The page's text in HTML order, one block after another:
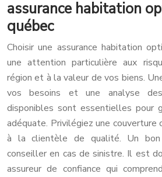
assurance habitation
québec
Choisir une assurance habitation
une attention particulière aux
région et à la valeur de vos biens.
vos besoins et une analyse
disponibles sont essentielles pour
adéquate. Privilégiez une
à la clientèle de qualité. Un bon
conseiller en cas de sinistre. Il est
assureur de confiance qui